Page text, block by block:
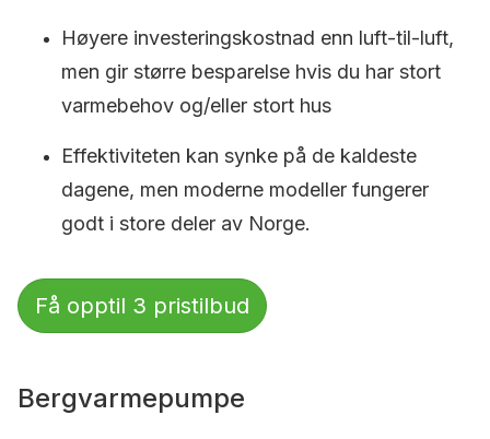
Høyere investeringskostnad enn luft-til-luft,
men gir større besparelse hvis du har stort
varmebehov og/eller stort hus
Effektiviteten kan synke på de kaldeste
dagene, men moderne modeller fungerer
godt i store deler av Norge.
Få opptil 3 pristilbud
Bergvarmepumpe